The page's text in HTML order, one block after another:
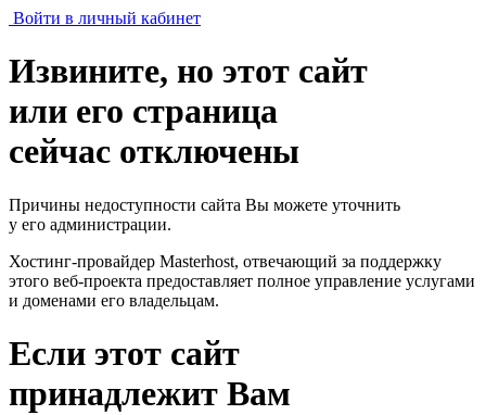
Войти в личный кабинет
Извините, но этот сайт
или его страница
сейчас отключены
Причины недоступности сайта Вы можете уточнить
у его администрации.
Хостинг-провайдер Masterhost, отвечающий за поддержку
этого веб-проекта предоставляет полное управление услугами
и доменами его владельцам.
Если этот сайт
принадлежит Вам